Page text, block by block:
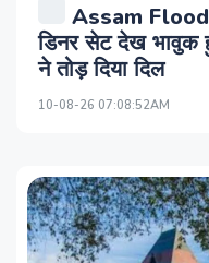
Assam
डिनर सेट देख भावुक
ने तोड़ दिया दिल
10-08-26 07:08:52AM